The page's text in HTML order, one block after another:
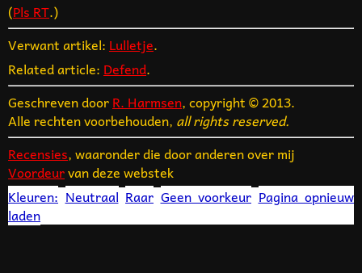
(Pls RT.)
Verwant artikel: Lulletje.
Related article: Defend.
Geschreven doorR. Harmsen, copyright © 2013.
Alle rechten voorbehouden, all rights reserved.
Recensies, waaronder die door anderen over mij
Voordeurvan deze webstek
Kleuren: Neutraal Raar Geen voorkeur Pagina opnieuw
laden